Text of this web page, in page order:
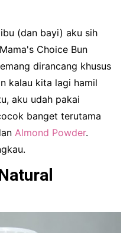
(dan bayi) aku sih
Choice Bun
dirancang khusus
kalau kita lagi hamil
aku udah pakai
banget terutama
Almond Powder.